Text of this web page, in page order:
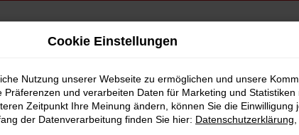
Augsburg
Cookie Einstellungen
Nutzung unserer Webseite zu ermöglichen und unsere
und verarbeiten Daten für Marketing und Statistiken
Zeitpunkt Ihre Meinung ändern, können Sie die Einwilligung
der Datenverarbeitung finden Sie hier: Datenschutzerklärung